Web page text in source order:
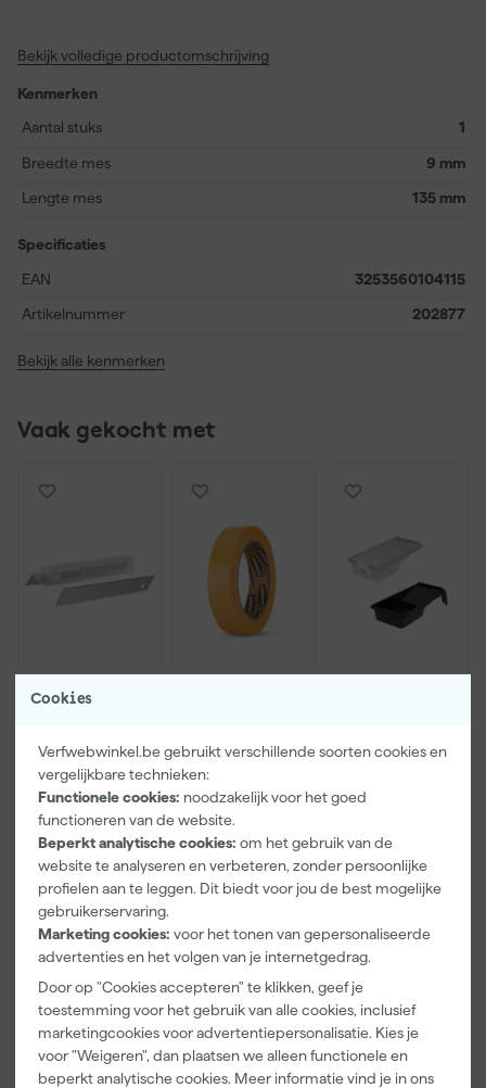
Cookies
Verfwebwinkel.be gebruikt verschillende soorten cookies en
vergelijkbare technieken:
Functionele cookies: noodzakelijk voor het goed
functioneren van de website.
Beperkt analytische cookies: om het gebruik van de
website te analyseren en verbeteren, zonder persoonlijke
profielen aan te leggen. Dit biedt voor jou de best mogelijke
gebruikerservaring.
Marketing cookies: voor het tonen van gepersonaliseerde
advertenties en het volgen van je internetgedrag.
Door op "Cookies accepteren" te klikken, geef je
toestemming voor het gebruik van alle cookies, inclusief
marketingcookies voor advertentiepersonalisatie. Kies je
voor "Weigeren", dan plaatsen we alleen functionele en
beperkt analytische cookies. Meer informatie vind je in ons
bestand is tegen intensief gebruik. Het gestroomlijnde ontwerp
beweging. Het zelfvergrendelende messchuifsysteem houdt het
mes stevig op zijn plaats voor extra veiligheid. Het ingebouwde
te breken, en met de handige broekklem draag je het mes
gemakkelijk met je mee tijdens je werkzaamheden.
Bekijk volledige productomschrijving
Kenmerken
Aantal stuks
1
Breedte mes 9 mm
Lengte mes 135 mm
Specificaties
EAN
3253560104115
Artikelnummer 202877
Bekijk alle kenmerken
Vaak gekocht met
Stanley 0-11-
n - 9mm (10st)
Maandag
bezorgd
49
incl. BTW
50mx24mm
bezorgd
,99
10cm Roller -
inzetbakken
bezorgd
2
Onze Top 10